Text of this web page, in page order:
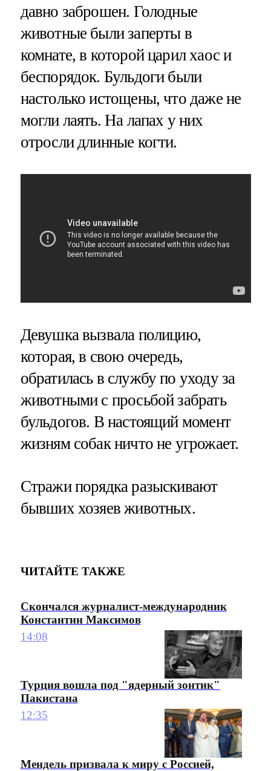
давно заброшен. Голодные
животные были заперты в
комнате, в которой царил хаос и
беспорядок. Бульдоги были
настолько истощены, что даже не
могли лаять. На лапах у них
отросли длинные когти.
Девушка вызвала полицию,
которая, в свою очередь,
обратилась в службу по уходу за
животными с просьбой забрать
бульдогов. В настоящий момент
жизням собак ничто не угрожает.
Стражи порядка разыскивают
бывших хозяев животных.
ЧИТАЙТЕ ТАКЖЕ
Скончался журналист-международник
Константин Максимов
14:08
Турция вошла под "ядерный зонтик"
Пакистана
12:35
Мендель призвала к миру с Россией,